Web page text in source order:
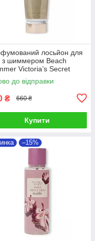
лосьйон для
з шиммером Beach
Victoria’s Secret
до відправки
₴ 660 ₴
Купити
–15%